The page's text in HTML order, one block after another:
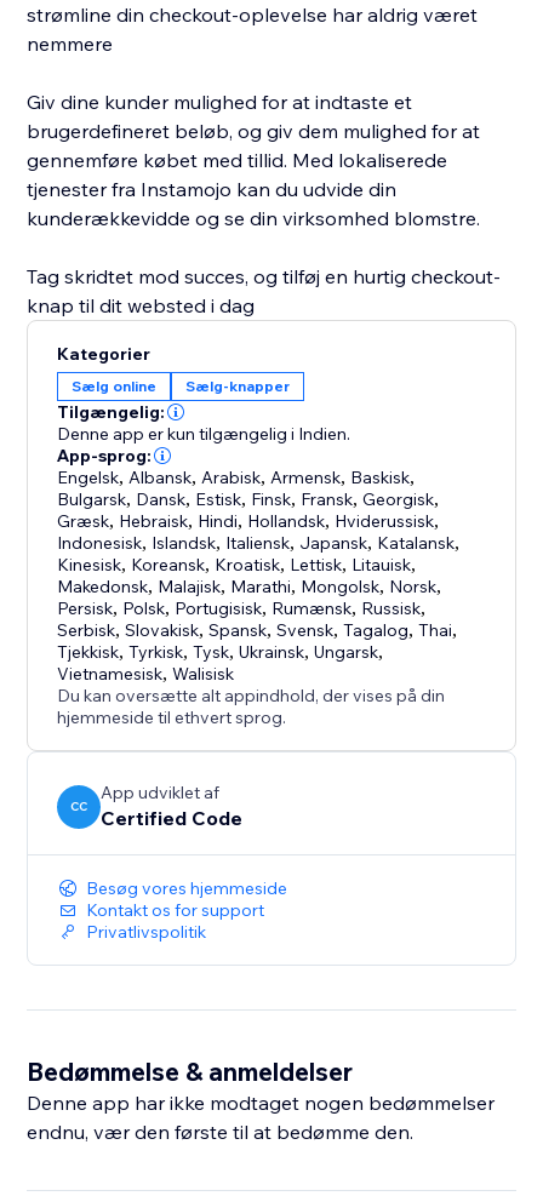
strømline din checkout-oplevelse har aldrig været
nemmere
Giv dine kunder mulighed for at indtaste et
brugerdefineret beløb, og giv dem mulighed for at
gennemføre købet med tillid. Med lokaliserede
tjenester fra Instamojo kan du udvide din
kunderækkevidde og se din virksomhed blomstre.
Tag skridtet mod succes, og tilføj en hurtig checkout-
knap til dit websted i dag
Kategorier
Sælg online Sælg-knapper
Tilgængelig:
Denne app er kun tilgængelig i Indien.
App-sprog:
Engelsk, Albansk, Arabisk, Armensk, Baskisk,
Bulgarsk, Dansk, Estisk, Finsk, Fransk,Georgisk,
Græsk, Hebraisk, Hindi, Hollandsk, Hviderussisk,
Indonesisk, Islandsk, Italiensk, Japansk, Katalansk,
Kinesisk, Koreansk, Kroatisk, Lettisk, Litauisk,
Makedonsk, Malajisk, Marathi, Mongolsk, Norsk,
Persisk, Polsk, Portugisisk, Rumænsk, Russisk,
Serbisk,Slovakisk,Spansk,Svensk,Tagalog,Thai,
Tjekkisk,Tyrkisk,Tysk,Ukrainsk,Ungarsk,
Vietnamesisk,Walisisk
Du kan oversætte alt appindhold, der vises på din
hjemmeside til ethvert sprog.
CC
App udviklet af
Certified Code
Besøg vores hjemmeside
Kontakt os for support
Privatlivspolitik
Bedømmelse & anmeldelser
Denne app har ikke modtaget nogen bedømmelser
endnu, vær den første til at bedømme den.